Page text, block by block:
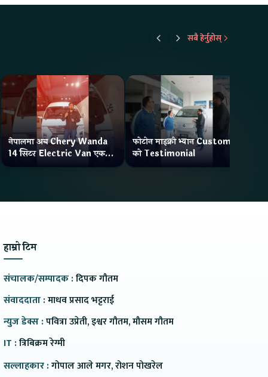
सबै हेर्नुहोस्
नेपालमा अब Chery Wanda
14 सिटर Electric Van एक
Charge मा दिन्छ 300KM
फोटोन माइक्रो भ्यान Customer
को Testimonial
हाम्रो टिम
संचालक/सम्पादक :दिपक गौतम
संवाददाता :माधव प्रसाद भट्टराई
न्युज डेक्स :पवित्रा उप्रेती, इश्वर गौतम, मौसम गौतम
IT :त्रिबिक्रम रेग्मी
सल्लाहकार :गोपाल आले मगर, रोशन पोखरेल